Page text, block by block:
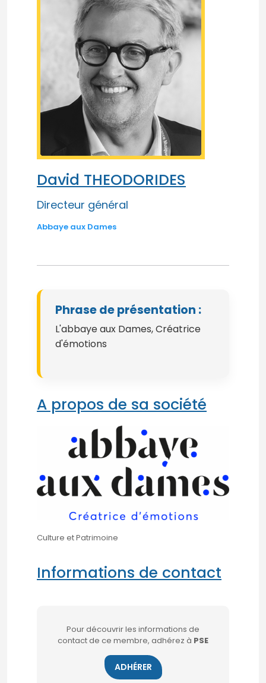
David THEODORIDES
Directeur général
Abbaye aux Dames
Phrase de présentation :
L'abbaye aux Dames, Créatrice
d'émotions
A propos de sa société
Culture et Patrimoine
Informations de contact
Pour découvrir les informations de
contact de ce membre, adhérez à PSE
ADHÉRER